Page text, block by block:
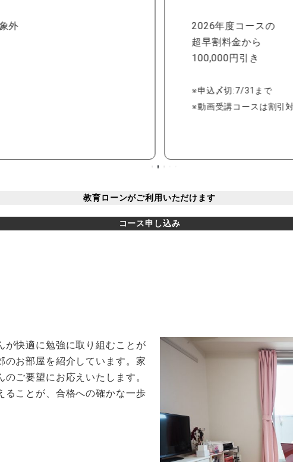
外
2026年度コースの
超早割料金から
100,000円引き
※申込〆切:7/31まで
※動画受講コースは割引
教育ローンがご利用いただけます
コース申し込み
が快適に勉強に取り組むことが
のお部屋を紹介しています。家
ご要望にお応えいたします。
ることが、合格への確かな一歩